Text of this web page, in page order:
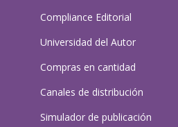
Compliance Editorial
Universidad del Autor
Compras en cantidad
Canales de distribución
Simulador de publicación